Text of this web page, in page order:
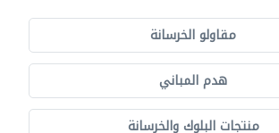
مقاولو الخرسانة
هدم المباني
منتجات البلوك والخرسانة